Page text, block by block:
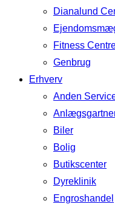
Dianalund
Fitness
Genbrug
Erhverv
Anden
Biler
Bolig
Butikscenter
Dyreklinik
Engroshandel